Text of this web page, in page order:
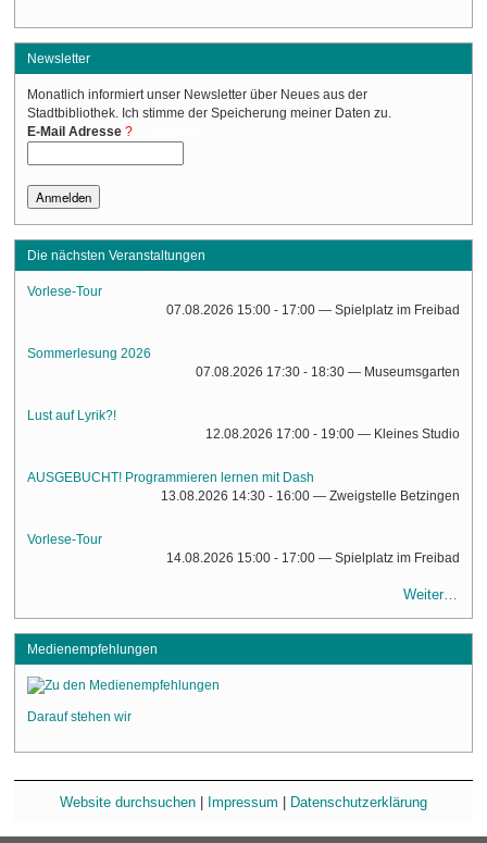
Newsletter
Monatlich informiert unser Newsletter über Neues aus der
Stadtbibliothek. Ich stimme der Speicherung meiner Daten zu.
E-Mail Adresse
Die nächsten Veranstaltungen
Vorlese-Tour
07.08.2026 15:00 - 17:00 — Spielplatz im Freibad
Sommerlesung 2026
07.08.2026 17:30 - 18:30 — Museumsgarten
Lust auf Lyrik?!
12.08.2026 17:00 - 19:00 — Kleines Studio
AUSGEBUCHT! Programmieren lernen mit Dash
13.08.2026 14:30 - 16:00 — Zweigstelle Betzingen
Vorlese-Tour
14.08.2026 15:00 - 17:00 — Spielplatz im Freibad
Weiter…
Medienempfehlungen
Darauf stehen wir
Website durchsuchen Impressum Datenschutzerklärung